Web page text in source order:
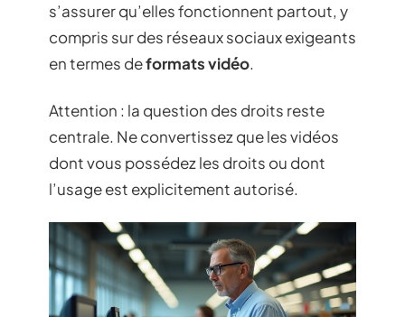
s’assurer qu’elles fonctionnent partout, y
compris sur des réseaux sociaux exigeants
en termes deformats vidéo.
Attention : la question des droits reste
centrale. Ne convertissez que les vidéos
dont vous possédez les droits ou dont
l’usage est explicitement autorisé.